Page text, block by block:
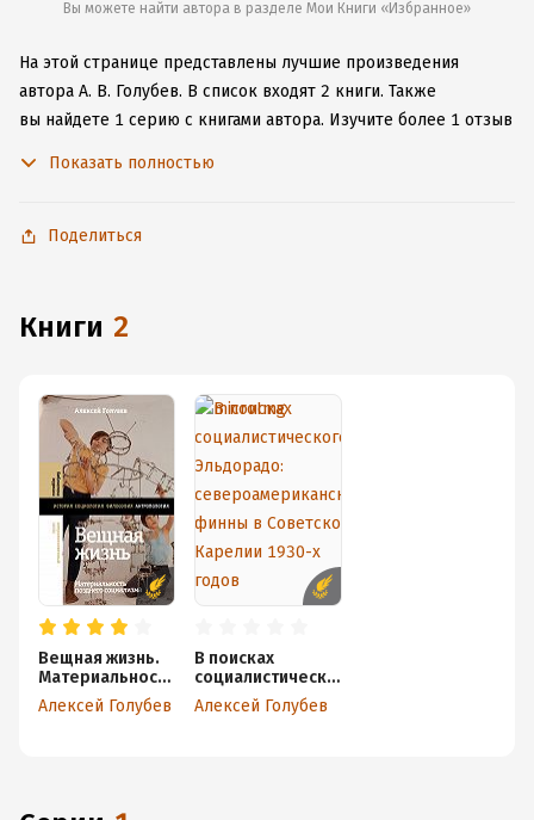
Вы можете найти автора в разделе Мои Книги «Избранное»
На этой странице представлены лучшие произведения
автора А. В. Голубев. В список входят 2 книги. Также
вы найдете 1 серию с книгами автора. Изучите более 1 отзыв
с любимыми произведениями даже без подключения
Показать полностью
Поделиться
книги 2
Вещная жизнь.
Материальность
позднего
социализма
Алексей Голубев
В поисках
социалистическо
го Эльдорадо:
североамерикан
Алексей Голубев